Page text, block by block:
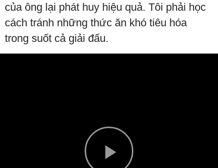
của ông lại phát huy hiệu quả. Tôi phải học
cách tránh những thức ăn khó tiêu hóa
trong suốt cả giải đấu.